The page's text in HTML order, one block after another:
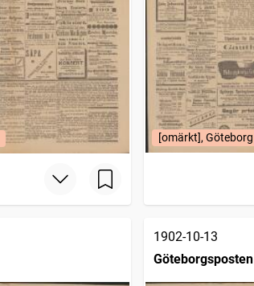
[omärkt], Göteborg
1902-10-13
Göteborgsposten